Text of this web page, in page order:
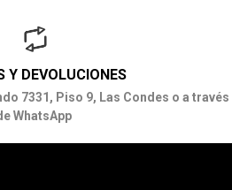
Y DEVOLUCIONES
7331, Piso 9, Las Condes o a través
WhatsApp